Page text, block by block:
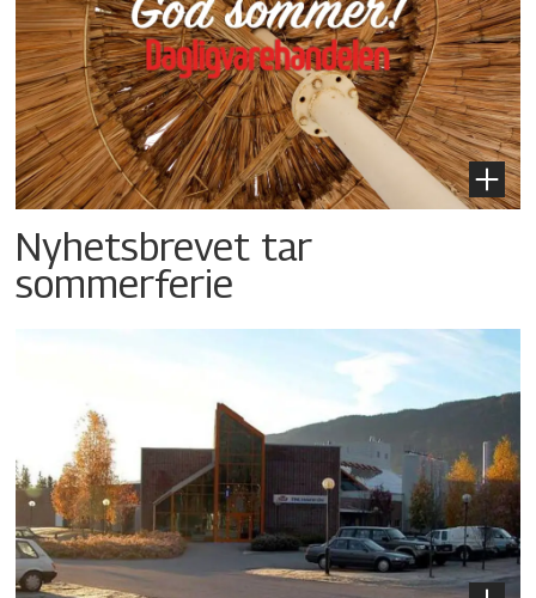
Nyhetsbrevet tar
sommerferie